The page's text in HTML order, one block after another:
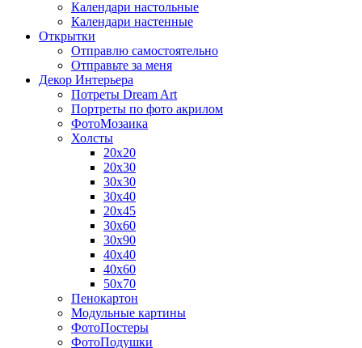
Календари настольные
Календари настенные
Открытки
Отправлю самостоятельно
Отправьте за меня
Декор Интерьера
Потреты Dream Art
Портреты по фото акрилом
ФотоМозаика
Холсты
20х20
20х30
30х30
30х40
20х45
30х60
30х90
40х40
40х60
50х70
Пенокартон
Модульные картины
ФотоПостеры
ФотоПодушки